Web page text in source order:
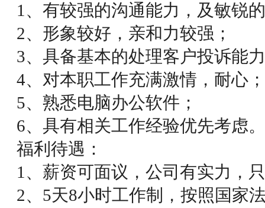
1、有较强的沟通能力，及敏锐
2、形象较好，亲和力较强；
3、具备基本的处理客户投诉能
4、对本职工作充满激情，耐心；
5、熟悉电脑办公软件；
6、具有相关工作经验优先考虑。
福利待遇：
1、薪资可面议，公司有实力，
2、5天8小时工作制，按照国家